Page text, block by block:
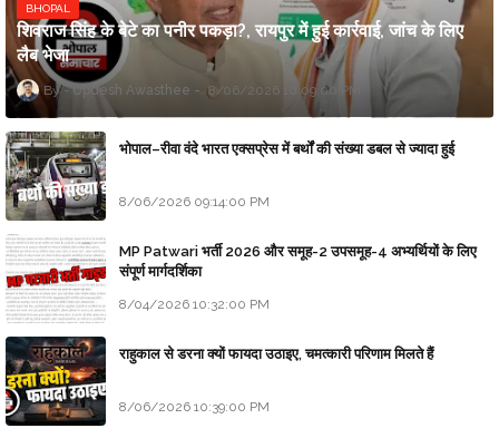
BHOPAL
शिवराज सिंह के बेटे का पनीर पकड़ा?, रायपुर में हुई कार्रवाई, जांच के लिए
लैब भेजा
Updesh Awasthee 8/06/2026 10:09:00 PM
भोपाल–रीवा वंदे भारत एक्सप्रेस में बर्थों की संख्या डबल से ज्यादा हुई
8/06/2026 09:14:00 PM
MP Patwari भर्ती 2026 और समूह-2 उपसमूह-4 अभ्यर्थियों के लिए
संपूर्ण मार्गदर्शिका
8/04/2026 10:32:00 PM
राहुकाल से डरना क्यों फायदा उठाइए, चमत्कारी परिणाम मिलते हैं
8/06/2026 10:39:00 PM